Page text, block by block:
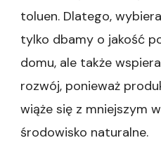
toluen. Dlatego,
tylko dbamy o jakość
domu, ale także
rozwój, ponieważ
wiąże się z mniejszym
środowisko naturalne.